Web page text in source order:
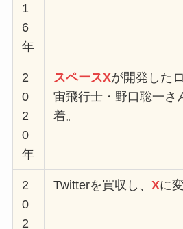
1
6
年
2
0
2
0
年
スペースXが開発した
宙飛行士・野口聡一さ
着。
2
0
2
Twitterを買収し、Xに